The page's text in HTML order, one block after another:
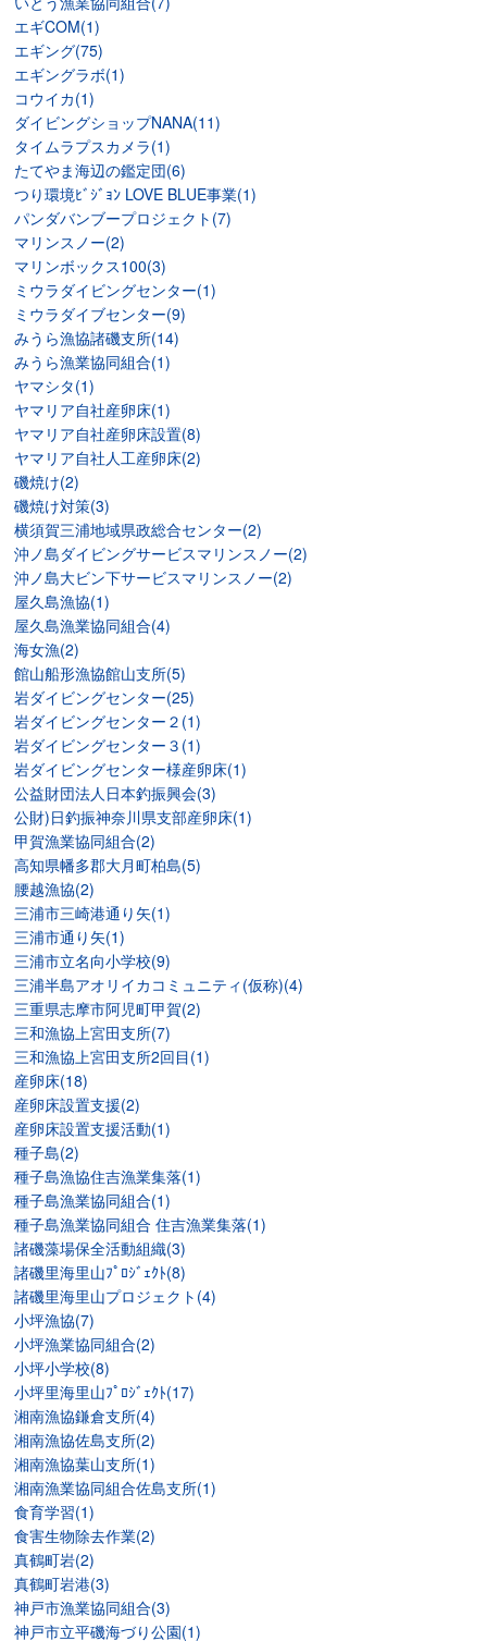
エギCOM(1)
エギング(75)
エギングラボ(1)
コウイカ(1)
ダイビングショップNANA(11)
タイムラプスカメラ(1)
たてやま海辺の鑑定団(6)
つり環境ﾋﾞｼﾞｮﾝ LOVE BLUE事業(1)
パンダバンブープロジェクト(7)
マリンスノー(2)
マリンボックス100(3)
ミウラダイビングセンター(1)
ミウラダイブセンター(9)
みうら漁協諸磯支所(14)
みうら漁業協同組合(1)
ヤマシタ(1)
ヤマリア自社産卵床(1)
ヤマリア自社産卵床設置(8)
ヤマリア自社人工産卵床(2)
磯焼け(2)
磯焼け対策(3)
横須賀三浦地域県政総合センター(2)
沖ノ島ダイビングサービスマリンスノー(2)
沖ノ島大ビン下サービスマリンスノー(2)
屋久島漁協(1)
屋久島漁業協同組合(4)
海女漁(2)
館山船形漁協館山支所(5)
岩ダイビングセンター(25)
岩ダイビングセンター２(1)
岩ダイビングセンター３(1)
岩ダイビングセンター様産卵床(1)
公益財団法人日本釣振興会(3)
公財)日釣振神奈川県支部産卵床(1)
甲賀漁業協同組合(2)
高知県幡多郡大月町柏島(5)
腰越漁協(2)
三浦市三崎港通り矢(1)
三浦市通り矢(1)
三浦市立名向小学校(9)
三浦半島アオリイカコミュニティ(仮称)(4)
三重県志摩市阿児町甲賀(2)
三和漁協上宮田支所(7)
三和漁協上宮田支所2回目(1)
産卵床(18)
産卵床設置支援(2)
産卵床設置支援活動(1)
種子島(2)
種子島漁協住吉漁業集落(1)
種子島漁業協同組合(1)
種子島漁業協同組合 住吉漁業集落(1)
諸磯藻場保全活動組織(3)
諸磯里海里山ﾌﾟﾛｼﾞｪｸﾄ(8)
諸磯里海里山プロジェクト(4)
小坪漁協(7)
小坪漁業協同組合(2)
小坪小学校(8)
小坪里海里山ﾌﾟﾛｼﾞｪｸﾄ(17)
湘南漁協鎌倉支所(4)
湘南漁協佐島支所(2)
湘南漁協葉山支所(1)
湘南漁業協同組合佐島支所(1)
食育学習(1)
食害生物除去作業(2)
真鶴町岩(2)
真鶴町岩港(3)
神戸市漁業協同組合(3)
神戸市立平磯海づり公園(1)